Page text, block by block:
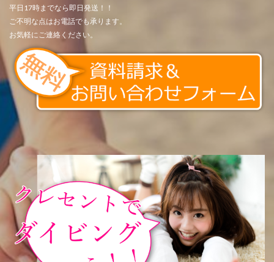
平日17時までなら即日発送！！
ご不明な点はお電話でも承ります。
お気軽にご連絡ください。